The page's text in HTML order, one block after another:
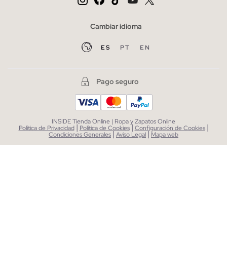
Cambiar idioma
ES PT EN
Pago seguro
INSIDE Tienda Online | Ropa y Zapatos Online
Política de Privacidad | Política de Cookies| Configuración de Cookies |
Condiciones Generales|Aviso Legal| Mapa web